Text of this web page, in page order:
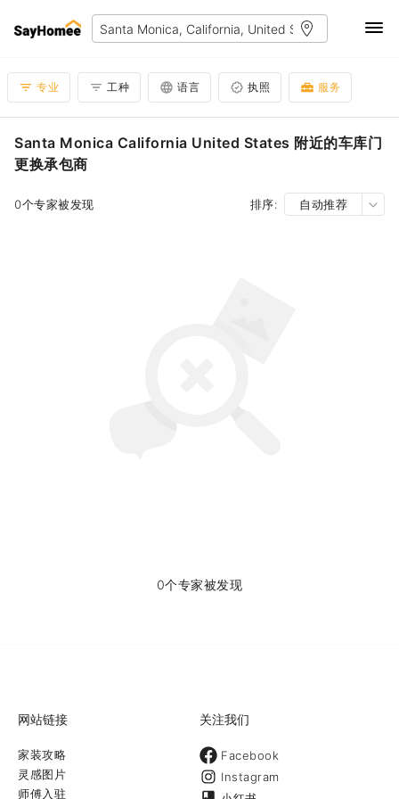
专业 工种 语言 执照 服务
Santa Monica California United States 附近的车库门
更换承包商
0个专家被发现 排序: 自动推荐
0个专家被发现
网站链接
家装攻略
灵感图片
师傅入驻
关注我们
Facebook
Instagram